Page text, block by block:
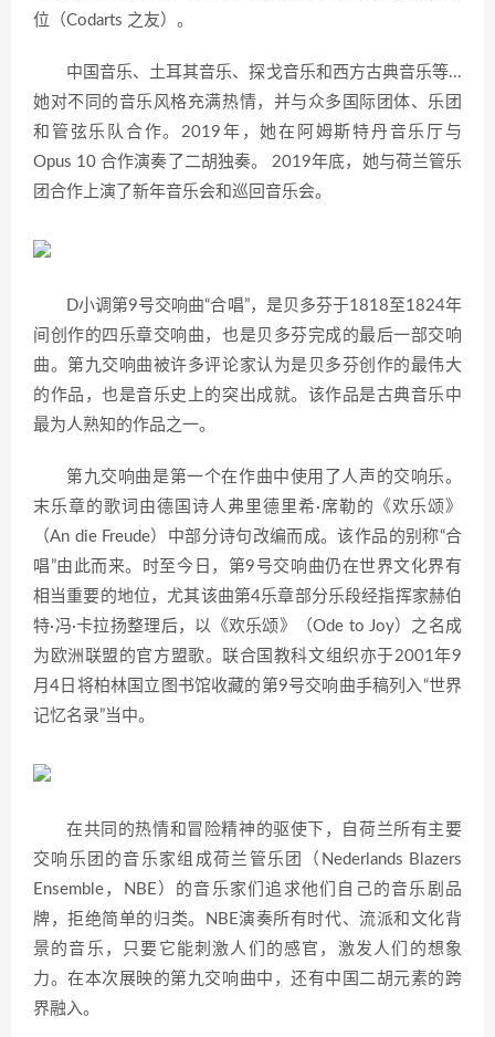
位（Codarts 之友）。
中国音乐、土耳其音乐、探戈音乐和西方古典音乐等...
她对不同的音乐风格充满热情，并与众多国际团体、乐团
和管弦乐队合作。2019年，她在阿姆斯特丹音乐厅与
Opus 10 合作演奏了二胡独奏。 2019年底，她与荷兰管乐
团合作上演了新年音乐会和巡回音乐会。
D小调第9号交响曲“合唱”，是贝多芬于1818至1824年
间创作的四乐章交响曲，也是贝多芬完成的最后一部交响
曲。第九交响曲被许多评论家认为是贝多芬创作的最伟大
的作品，也是音乐史上的突出成就。该作品是古典音乐中
最为人熟知的作品之一。
第九交响曲是第一个在作曲中使用了人声的交响乐。
末乐章的歌词由德国诗人弗里德里希·席勒的《欢乐颂》
（An die Freude）中部分诗句改编而成。该作品的别称“合
唱”由此而来。时至今日，第9号交响曲仍在世界文化界有
相当重要的地位，尤其该曲第4乐章部分乐段经指挥家赫伯
特·冯·卡拉扬整理后，以《欢乐颂》（Ode to Joy）之名成
为欧洲联盟的官方盟歌。联合国教科文组织亦于2001年9
月4日将柏林国立图书馆收藏的第9号交响曲手稿列入“世界
记忆名录”当中。
在共同的热情和冒险精神的驱使下，自荷兰所有主要
交响乐团的音乐家组成荷兰管乐团（Nederlands Blazers
Ensemble，NBE）的音乐家们追求他们自己的音乐剧品
牌，拒绝简单的归类。NBE演奏所有时代、流派和文化背
景的音乐，只要它能刺激人们的感官，激发人们的想象
力。在本次展映的第九交响曲中，还有中国二胡元素的跨
界融入。